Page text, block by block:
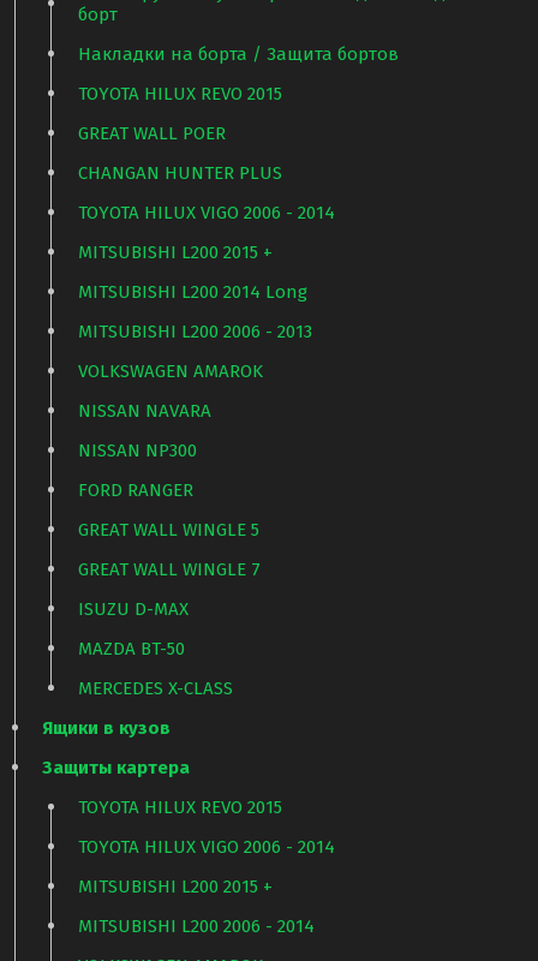
борт
Накладки на борта / Защита бортов
TOYOTA HILUX REVO 2015
GREAT WALL POER
CHANGAN HUNTER PLUS
TOYOTA HILUX VIGO 2006 - 2014
MITSUBISHI L200 2015 +
MITSUBISHI L200 2014 Long
MITSUBISHI L200 2006 - 2013
VOLKSWAGEN AMAROK
NISSAN NAVARA
NISSAN NP300
FORD RANGER
GREAT WALL WINGLE 5
GREAT WALL WINGLE 7
ISUZU D-MAX
MAZDA BT-50
MERCEDES X-CLASS
Ящики в кузов
Защиты картера
TOYOTA HILUX REVO 2015
TOYOTA HILUX VIGO 2006 - 2014
MITSUBISHI L200 2015 +
MITSUBISHI L200 2006 - 2014